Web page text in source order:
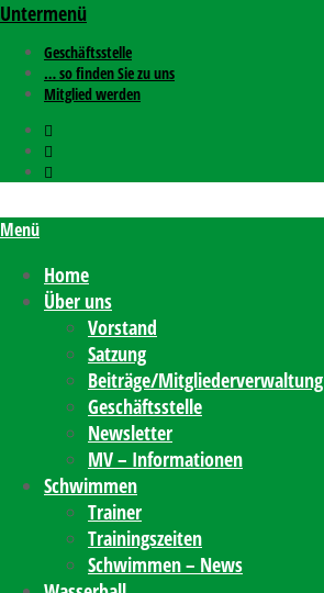
Untermenü
Geschäftsstelle
… so finden Sie zu uns
Mitglied werden
Menü
Home
Über uns
Vorstand
Satzung
Beiträge/Mitgliederverwaltung
Geschäftsstelle
Newsletter
MV – Informationen
Schwimmen
Trainer
Trainingszeiten
Schwimmen – News